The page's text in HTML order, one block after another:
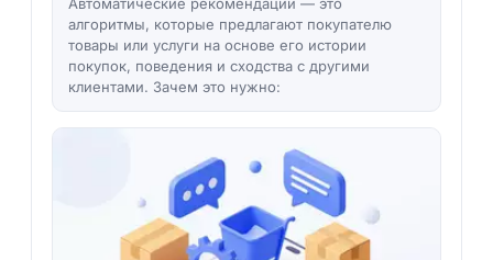
алгоритмы, которые предлагают покупателю
товары или услуги на основе его истории
покупок, поведения и сходства с другими
клиентами. Зачем это нужно: